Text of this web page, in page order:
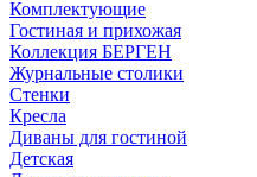
Комплектующие
Гостиная и прихожая
Коллекция БЕРГЕН
Журнальные столики
Стенки
Кресла
Диваны для гостиной
Детская